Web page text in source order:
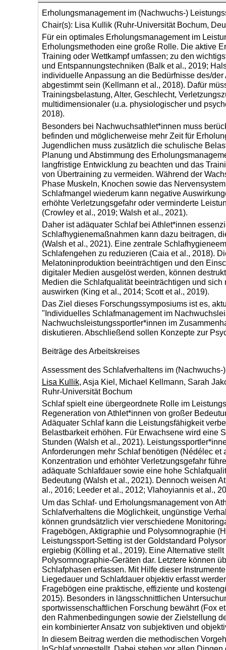
Erholungsmanagement im (Nachwuchs-)
Chair(s): Lisa Kullik(Ruhr-Universität Bochum,
Für ein optimales Erholungsmanagement im
Erholungsmethoden eine große Rolle. Die aktive
Training oder Wettkampf umfassen; zu den
und Entspannungstechniken (Balk et al., 2019;
individuelle Anpassung an die Bedürfnisse des/
abgestimmt sein (Kellmann et al., 2018). Dafür
Trainingsbelastung, Alter, Geschlecht,
multidimensionaler (u.a. physiologischer und
2018).
Besonders bei Nachwuchsathlet*innen muss
befinden und möglicherweise mehr Zeit für
Jugendlichen muss zusätzlich die schulische
Planung und Abstimmung des
langfristige Entwicklung zu beachten und das
von Übertraining zu vermeiden. Während der
Phase Muskeln, Knochen sowie das
Schlafmangel wiederum kann negative
erhöhte Verletzungsgefahr oder verminderte
(Crowley et al., 2019; Walsh et al., 2021).
Daher ist adäquater Schlaf bei Athlet*innen
Schlafhygienemaßnahmen kann dazu beitragen,
(Walsh et al., 2021). Eine zentrale
Schlafengehen zu reduzieren (Caia et al., 2018).
Melatoninproduktion beeinträchtigen und den
digitaler Medien ausgelöst werden, können
Medien die Schlafqualität beeinträchtigen und
auswirken (King et al., 2014; Scott et al., 2019).
Das Ziel dieses Forschungssymposiums ist es,
"Individuelles Schlafmanagement im
Nachwuchsleistungssportler*innen im
diskutieren. Abschließend sollen Konzepte zur
Beiträge des Arbeitskreises
Assessment des Schlafverhaltens im (Nachwuchs-
Lisa Kullik, Asja Kiel, Michael Kellmann, Sarah
Ruhr-Universität Bochum
Schlaf spielt eine übergeordnete Rolle im
Regeneration von Athlet*innen von großer
Adäquater Schlaf kann die Leistungsfähigkeit
Belastbarkeit erhöhen. Für Erwachsene wird eine
Stunden (Walsh et al., 2021).
Anforderungen mehr Schlaf benötigen (Nédélec
Konzentration und erhöhter Verletzungsgefahr
adäquate Schlafdauer sowie eine hohe
Bedeutung (Walsh et al., 2021). Dennoch weisen
al., 2016; Leeder et al., 2012; Vlahoyiannis et al.,
Um das Schlaf- und Erholungsmanagement von
Schlafverhaltens die Möglichkeit, ungünstige
können grundsätzlich vier verschiedene
Fragebögen, Aktigraphie und Polysomnographie
Leistungssport-Setting ist der Goldstandard
ergiebig (Kölling et al., 2019). Eine Alternative
Polysomnographie-Geräten dar. Letztere können
Schlafphasen erfassen. Mit Hilfe dieser
Liegedauer und Schlafdauer objektiv erfasst
Fragebögen eine praktische, effiziente und
2015). Besonders in längsschnittlichen
sportwissenschaftlichen Forschung bewährt (Fox
den Rahmenbedingungen sowie der Zielstellung
ein kombinierter Ansatz von subjektiven und
In diesem Beitrag werden die methodischen